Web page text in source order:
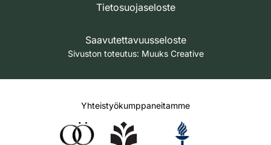
Tietosuojaseloste
Saavutettavuusseloste
Sivuston toteutus: Muuks Creative
Yhteistyökumppaneitamme